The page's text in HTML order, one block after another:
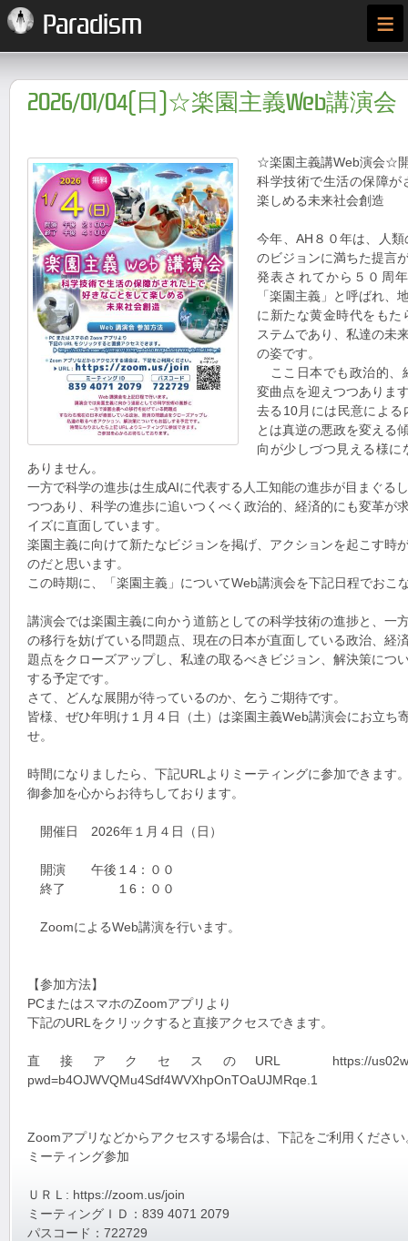
Paradism ≡
2026/01/04(日)☆楽園主義Web講演会
☆楽園主義講Web演会☆
科学技術で生活の保障が
楽しめる未来社会創造
今年、AH８０年は、人
のビジョンに満ちた提言
発表されてから５０周
「楽園主義」と呼ばれ、
に新たな黄金時代をも
ステムであり、私達の未
の姿です。
ここ日本でも政治的、
変曲点を迎えつつありま
去る10月には民意によ
とは真逆の悪政を変える
向が少しづつ見える様
ありません。
一方で科学の進歩は生成AIに代表する人工知能の進歩が目まぐる
つつあり、科学の進歩に追いつくべく政治的、経済的にも変革が
イズに直面しています。
楽園主義に向けて新たなビジョンを掲げ、アクションを起こす時
のだと思います。
この時期に、「楽園主義」についてWeb講演会を下記日程でおこ
講演会では楽園主義に向かう道筋としての科学技術の進捗と、一
の移行を妨げている問題点、現在の日本が直面している政治、経
題点をクローズアップし、私達の取るべきビジョン、解決策につ
する予定です。
さて、どんな展開が待っているのか、乞うご期待です。
皆様、ぜひ年明け１月４日（土）は楽園主義Web講演会にお立ち
せ。
時間になりましたら、下記URLよりミーティングに参加できます
御参加を心からお待ちしております。
開催日 2026年１月４日（日）
開演 午後１4：００
終了 １6：００
ZoomによるWeb講演を行います。
【参加方法】
PCまたはスマホのZoomアプリより
下記のURLをクリックすると直接アクセスできます。
直接アクセスのURL https://
pwd=b4OJWVQMu4Sdf4WVXhpOnTOaUJMRqe.1
Zoomアプリなどからアクセスする場合は、下記をご利用ください
ミーティング参加
ＵＲＬ: https://zoom.us/join
ミーティングＩＤ：839 4071 2079
パスコード：722729